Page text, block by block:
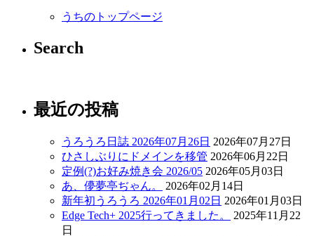
うちのトップページ
Search
最近の投稿
うろうろ日誌 2026年07月26日 2026年07月27日
ひさしぶりにドメインを移管 2026年06月22日
定例(?)お好み焼き会 2026/05 2026年05月03日
あ、儚夢亭ぢゃん。
2026年02月14日
新年初うろうろ 2026年01月02日 2026年01月03日
Edge Tech+ 2025行ってきました。
2025年11月22
日